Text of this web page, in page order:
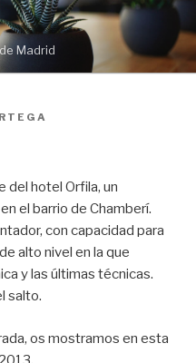
Madrid
del hotel Orfila, un
el barrio de Chamberí.
con capacidad para
alto nivel en la que
y las últimas técnicas.
salto.
os mostramos en esta